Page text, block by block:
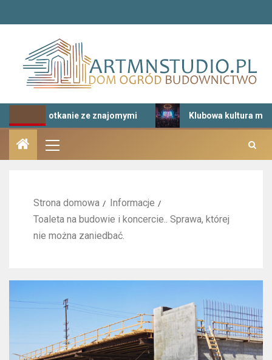
spotkanie ze znajomymi Klubowa kultura muzyczna
Strona domowa
Informacje
Toaleta na budowie i koncercie.. Sprawa, której
nie można zaniedbać.